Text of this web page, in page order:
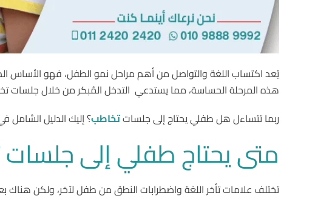
يُعد اكتساب اللغة والتواصل من أهم مراحل نمو الطفل، فهو الأساس
هذه المرحلة الحساسة، مما يستدعي التدخل المُبكر من خلال
ربما تتساءل هل طفلي يحتاج إلى جلساتتخاطب؟ إليك الدليل
متى يحتاج طفلي إلى
تختلف علامات تأخر اللغة واضطرابات النطق من طفل لآخر، ولكن